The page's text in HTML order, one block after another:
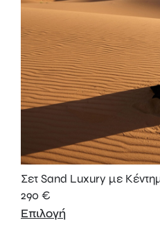
Σετ Sand Luxury με
290 €
Επιλογή